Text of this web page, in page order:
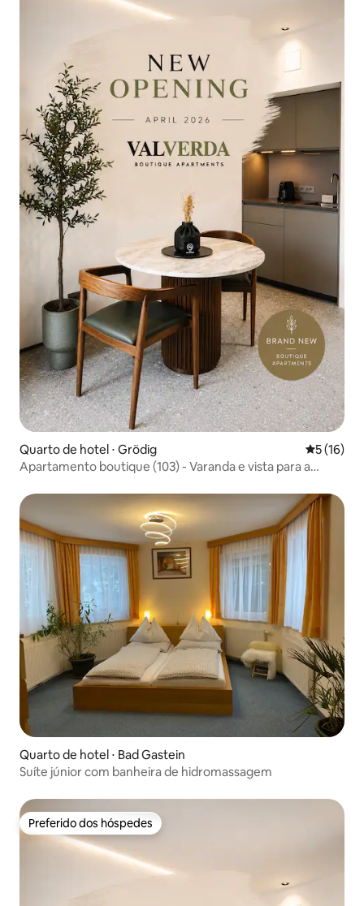
Quarto de hotel ⋅ Grödig 5 de uma
5 (16)
Apartamento boutique (103) - Varanda e vista para a
Quarto de hotel ⋅ Bad Gastein
Suíte júnior com banheira de hidromassagem
Preferido dos hóspedes
Preferido dos hóspedes